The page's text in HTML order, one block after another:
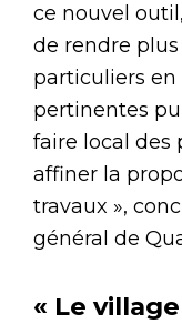
ce nouvel
de rendre
particuliers
pertinentes
faire local des
affiner la
travaux »,
général de
« Le